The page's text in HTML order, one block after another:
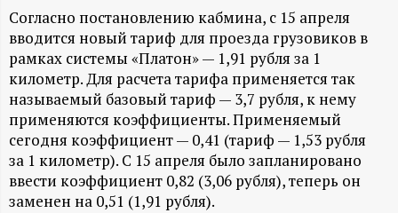
ф
о
р
м
а
Согласно постановлению кабмина, с 15 апреля
вводится новый тариф для проезда грузовиков в
рамках системы «Платон» — 1,91 рубля за 1
километр. Для расчета тарифа применяется так
называемый базовый тариф — 3,7 рубля, к нему
применяются коэффициенты. Применяемый
сегодня коэффициент — 0,41 (тариф — 1,53 рубля
за 1 километр). С 15 апреля было запланировано
ввести коэффициент 0,82 (3,06 рубля), теперь он
заменен на 0,51 (1,91 рубля).